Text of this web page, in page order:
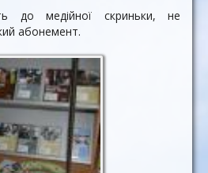
до медійної скриньки, не
абонемент.